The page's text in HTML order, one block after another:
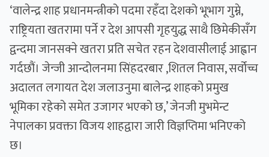
‘वालेन्द्र शाह प्रधानमन्त्रीको पदमा रहँदा देशको भूभाग गुम्ने,
राष्ट्रियता खतरामा पर्ने र देश आपसी गृहयुद्ध साथै छिमेकीसँग
द्वन्दमा जानसक्ने खतरा प्रति सचेत रहन देशवासीलाई आह्वान
गर्दछौं। जेन्जी आन्दोलनमा सिंहदरबार ,शितल निवास, सर्वोच्च
अदालत लगायत देश जलाउनुमा बालेन्द्र शाहको प्रमुख
भूमिका रहेको समेत उजागर भएको छ,’ जेनजी मुभमेन्ट
नेपालका प्रवक्ता विजय शाहद्वारा जारी विज्ञप्तिमा भनिएको
छ।